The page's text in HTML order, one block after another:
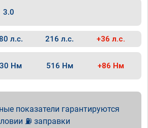
3.0
л.с. 216 л.с. +36 л.с.
Нм 516 Нм +86 Нм
показатели гарантируются
⛽ заправки